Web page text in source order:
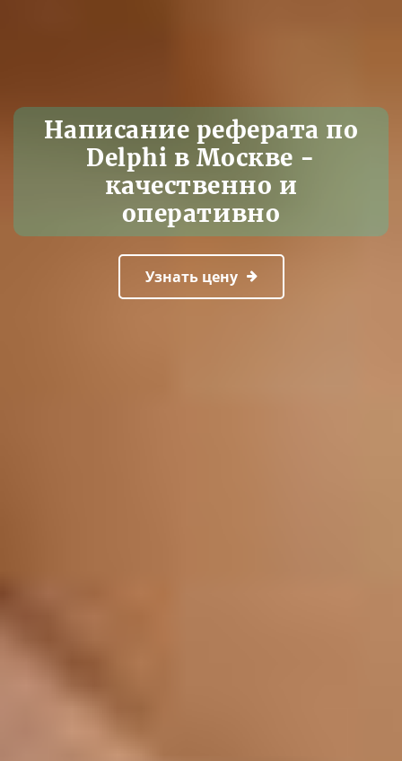
Написание реферата по
Delphi в Москве -
качественно и
оперативно
Узнать цену